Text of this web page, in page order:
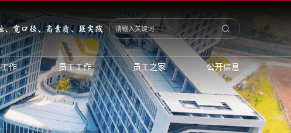
作 员工工作 员工之家 公开信息